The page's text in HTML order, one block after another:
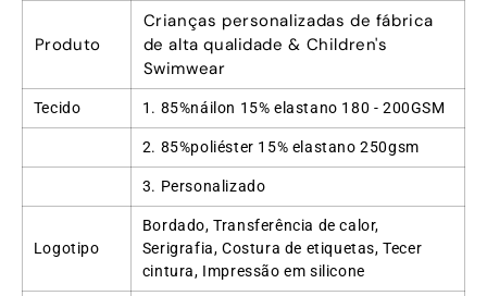
Produto
Crianças personalizadas de fábrica
de alta qualidade & Children's
Swimwear
Tecido 1. 85%náilon 15% elastano 180 - 200GSM
2. 85%poliéster 15% elastano 250gsm
3. Personalizado
Logotipo
Bordado, Transferência de calor,
Serigrafia, Costura de etiquetas, Tecer
cintura, Impressão em silicone